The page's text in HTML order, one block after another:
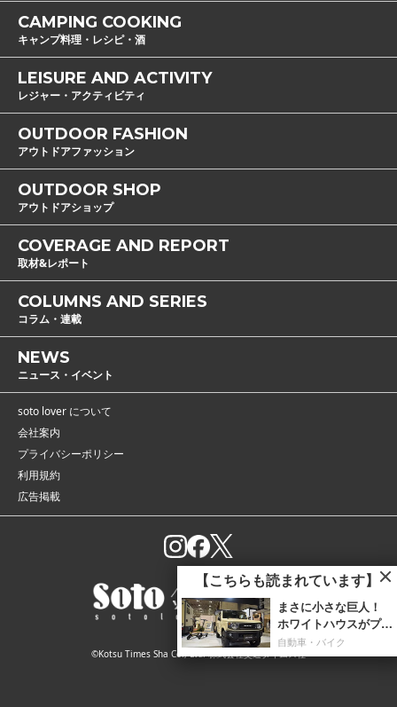
【こちらも読まれています】
まさに小さな巨人！
ホワイトハウスがプロ
デュースする「ジムニ
ーノマド」のラギッ
自動車・バイク
CAMPING COOKING
キャンプ料理・レシピ・酒
LEISURE AND ACTIVITY
レジャー・アクティビティ
OUTDOOR FASHION
アウトドアファッション
OUTDOOR SHOP
アウトドアショップ
COVERAGE AND REPORT
取材&レポート
COLUMNS AND SERIES
コラム・連載
NEWS
ニュース・イベント
soto lover について
会社案内
プライバシーポリシー
利用規約
広告掲載
©Kotsu Times Sha Co., Ltd. 株式会社交通タイムス社